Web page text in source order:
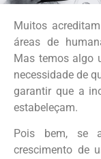
Muitos
áreas de
Mas temos algo
necessidade de
garantir que a
estabeleçam.
Pois bem, se
crescimento de